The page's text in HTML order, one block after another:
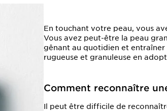
En touchant votre peau, vous
Vous avez peut-être la peau
gênant au quotidien et
rugueuse et granuleuse en
Comment reconnaître
Il peut être difficile de